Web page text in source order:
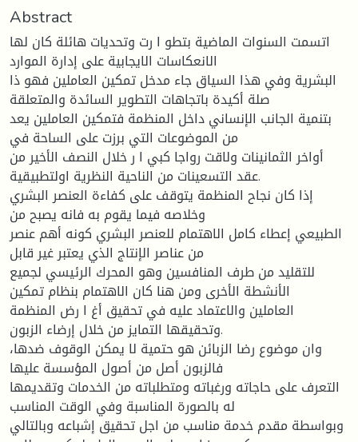
Abstract
اتسمت السنوات الماضية بتطو ا رت وتحديات هائلة كان لها
الانعكاسات الايجابية على إدارة الموارد
البشرية وفي هذا السياق جاء مدخل تمكين العاملين فهو ذا
صلة أكيدة باتجاهات التطوير السائدة والمتعلقة
بتنمية الجانب الإنساني داخل المنظمة فتمكين العاملين يعد
من الموضوعات التي برزت على الساحة في
أواخر الثمانينات ولاقت رواجا كبي ا ر خلال النصف الأخير من
عقد التسعينات من الناحية النظرية اولتطبيقية.
إذا كان نجاح المنظمة يتوقف على كفاءة العنصر البشري
وخلاصه فيما يقوم به فانه يصبح من
الطبيعي إعطاء كامل الاهتمام للعنصر البشري كونه أهم عنصر
من عناصر الإنتاج الذي يعتبر غير قابل
للتقليد من طرف المنافسين وهو المحرك الرئيسي لجميع
الأنشطة الأخرى ومن هنا كان الاهتمام بنظام تمكين
العاملين والاعتماد عليه في تحقيق أغ ا رض المنظمة
وتحقيقها التمايز من خلال إرضاء الزبون.
وان موضوع رضا الزبائن هو حتمية لا يمكن الوقوف ضدها،
فالزبون أصل من أصول المؤسسة عليها
التعرف على حاجاته ورغباته ومتطلباته من الخدمات وتقديمها
له بالصورة المناسبة وفي الوقت المناسب
وبواسطة مقدم خدمة مناسب من اجل تحقيق إشباعه وبالتالي